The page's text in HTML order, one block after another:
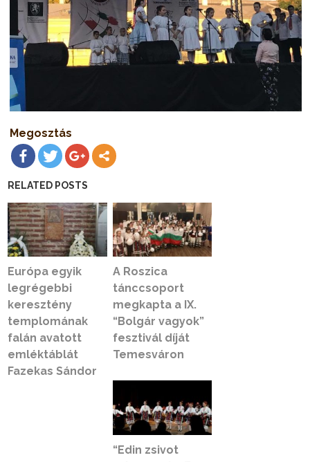
Megosztás
RELATED POSTS
Európa egyik
legrégebbi
keresztény
templomának
falán avatott
emléktáblát
Fazekas Sándor
A Roszica
tánccsoport
megkapta a IX.
“Bolgár vagyok”
fesztivál díját
Temesváron
“Edin zsivot